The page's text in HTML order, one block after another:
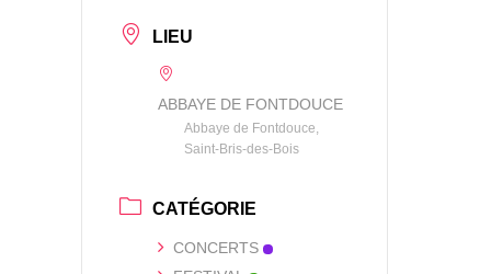
LIEU
ABBAYE DE FONTDOUCE
Abbaye de Fontdouce,
Saint-Bris-des-Bois
CATÉGORIE
CONCERTS